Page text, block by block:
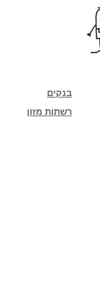
בנקים
רשתות מזון